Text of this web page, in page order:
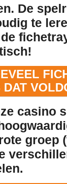
De
te
DAT
casino
groep